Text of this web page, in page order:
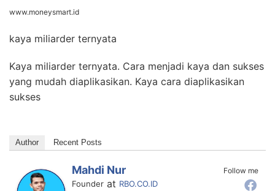
www.moneysmart.id
kaya miliarder ternyata
Kaya miliarder ternyata. Cara menjadi kaya dan sukses
yang mudah diaplikasikan. Kaya cara diaplikasikan
sukses
Author Recent Posts
Follow me
Mahdi Nur
Founder at RBO.CO.ID